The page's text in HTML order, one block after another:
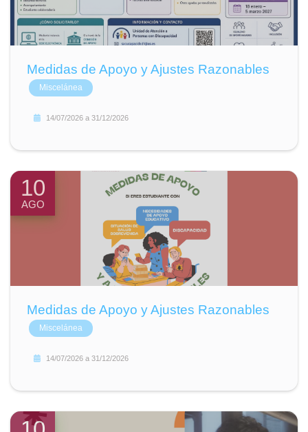
Medidas de Apoyo y Ajustes Razonables
Miscelánea
14/07/2026 a 31/12/2026
10
AGO
Medidas de Apoyo y Ajustes Razonables
Miscelánea
14/07/2026 a 31/12/2026